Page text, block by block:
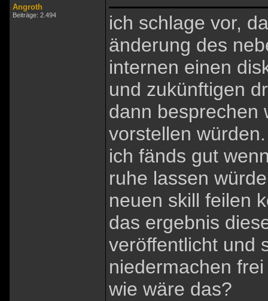
Angroth
Beiträge: 2.494
ich schlage vor,
änderung des
internen einen
und zukünftigen
dann besprechen
vorstellen würden.
ich fänds gut
ruhe lassen
neuen skill feilen
das ergebnis
veröffentlicht und
niedermachen
wie wäre das?